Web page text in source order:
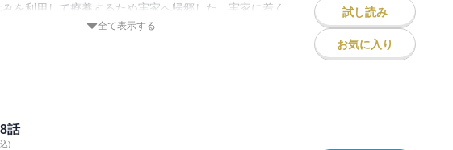
を利用して療養するため実家へ帰郷した。実家に着く
はずの祖父母の姿が見えない。違和感を感じた和宏は両
全て表示する
試し読み
お気に入り
話
)